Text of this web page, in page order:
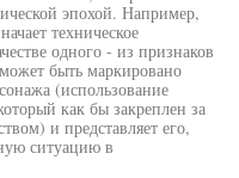
эпохой. Например,
техническое
одного - из признаков
быть маркировано
(использование
как бы закреплен за
и представляет его,
ситуацию в